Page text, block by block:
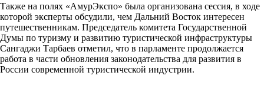
Также на полях «АмурЭкспо» была организована сессия, в ходе
которой эксперты обсудили, чем Дальний Восток интересен
путешественникам. Председатель комитета Государственной
Думы по туризму и развитию туристической инфраструктуры
Сангаджи Тарбаев отметил, что в парламенте продолжается
работа в части обновления законодательства для развития в
России современной туристической индустрии.